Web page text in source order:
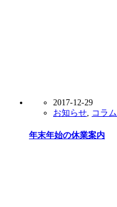
2017-12-29
お知らせ, コラム
年末年始の休業案内